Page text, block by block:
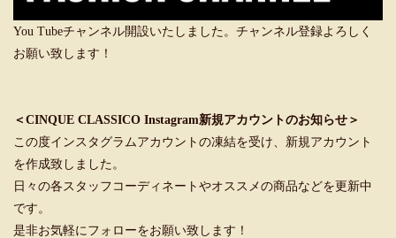
You Tubeチャンネル開設いたしました。チャンネル登録よろしく
お願い致します！
＜CINQUE CLASSICO Instagram新規アカウントのお知らせ＞
この度インスタグラムアカウントの凍結を受け、新規アカウント
を作成致しました。
日々の各スタッフコーディネートやオススメの商品などを更新中
です。
是非お気軽にフォローをお願い致します！